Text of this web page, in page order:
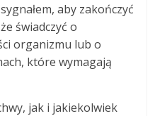
aby zakończyć
świadczyć o
organizmu lub o
które wymagają
jak i jakiekolwiek